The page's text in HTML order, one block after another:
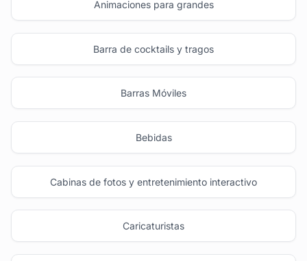
Animaciones para grandes
Barra de cocktails y tragos
Barras Móviles
Bebidas
Cabinas de fotos y entretenimiento interactivo
Caricaturistas